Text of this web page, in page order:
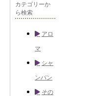
カテゴリーか
ら検索
アロ
マ
シャ
ンパン
その